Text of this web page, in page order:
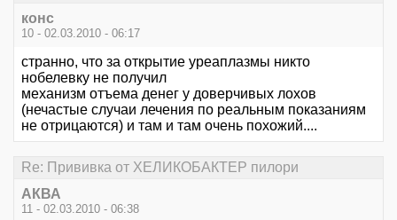
конс
10 - 02.03.2010 - 06:17
странно, что за открытие уреаплазмы никто
нобелевку не получил
механизм отъема денег у доверчивых лохов
(нечастые случаи лечения по реальным показаниям
не отрицаются) и там и там очень похожий....
Re: Прививка от ХЕЛИКОБАКТЕР пилори
АКВА
11 - 02.03.2010 - 06:38